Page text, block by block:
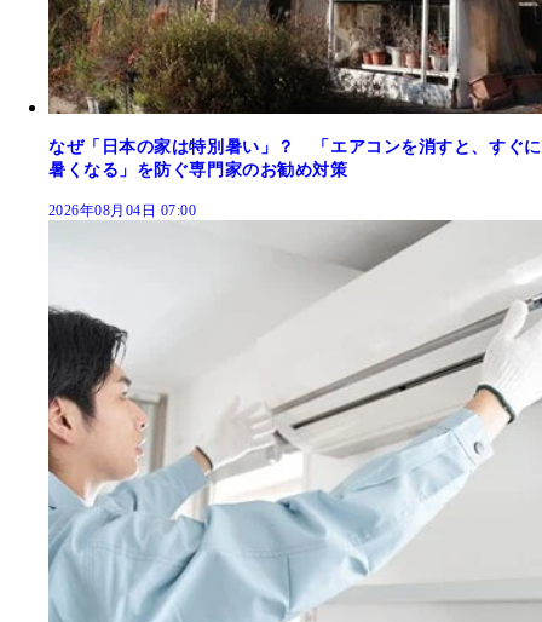
なぜ「日本の家は特別暑い」？ 「エアコンを消すと、すぐに
暑くなる」を防ぐ専門家のお勧め対策
2026年08月04日 07:00